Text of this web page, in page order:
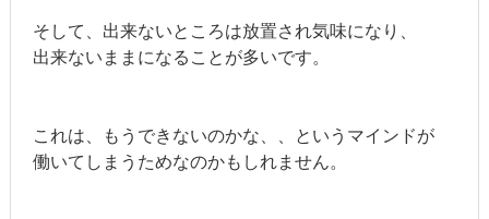
そして、出来ないところは放置され気味になり、
出来ないままになることが多いです。
これは、もうできないのかな、、というマインドが
働いてしまうためなのかもしれません。